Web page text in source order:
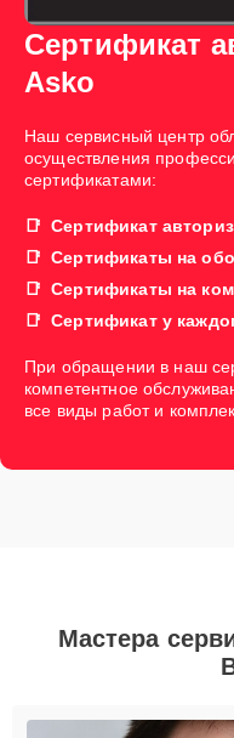
Сертификат
Asko
Наш сервисный центр
осуществления
сертификатами:
Сертификат
Сертификаты на
Сертификаты на
Сертификат у
При обращении в наш
компетентное
все виды работ и
Мастера